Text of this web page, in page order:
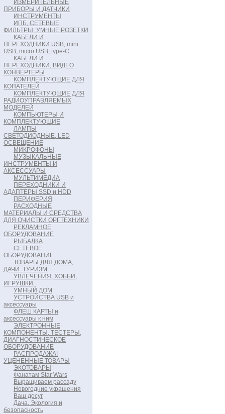
ИЗМЕРИТЕЛЬНЫЕ
ПРИБОРЫ И ДАТЧИКИ
ИНСТРУМЕНТЫ
ИПБ, СЕТЕВЫЕ
ФИЛЬТРЫ, УМНЫЕ РОЗЕТКИ
КАБЕЛИ И
ПЕРЕХОДНИКИ USB, mini
USB, micro USB, type-C
КАБЕЛИ И
ПЕРЕХОДНИКИ, ВИДЕО
КОНВЕРТЕРЫ
КОМПЛЕКТУЮЩИЕ ДЛЯ
КОПАТЕЛЕЙ
КОМПЛЕКТУЮЩИЕ ДЛЯ
РАДИОУПРАВЛЯЕМЫХ
МОДЕЛЕЙ
КОМПЬЮТЕРЫ И
КОМПЛЕКТУЮЩИЕ
ЛАМПЫ
СВЕТОДИОДНЫЕ, LED
ОСВЕЩЕНИЕ
МИКРОФОНЫ
МУЗЫКАЛЬНЫЕ
ИНСТРУМЕНТЫ И
АКСЕССУАРЫ
МУЛЬТИМЕДИА
ПЕРЕХОДНИКИ И
АДАПТЕРЫ SSD и HDD
ПЕРИФЕРИЯ
РАСХОДНЫЕ
МАТЕРИАЛЫ И СРЕДСТВА
ДЛЯ ОЧИСТКИ ОРГТЕХНИКИ
РЕКЛАМНОЕ
ОБОРУДОВАНИЕ
РЫБАЛКА
СЕТЕВОЕ
ОБОРУДОВАНИЕ
ТОВАРЫ ДЛЯ ДОМА,
ДАЧИ. ТУРИЗМ
УВЛЕЧЕНИЯ, ХОББИ,
ИГРУШКИ
УМНЫЙ ДОМ
УСТРОЙСТВА USB и
аксессуары
ФЛЕШ КАРТЫ и
аксессуары к ним
ЭЛЕКТРОННЫЕ
КОМПОНЕНТЫ, ТЕСТЕРЫ,
ДИАГНОСТИЧЕСКОЕ
ОБОРУДОВАНИЕ
РАСПРОДАЖА!
УЦЕНЕННЫЕ ТОВАРЫ
ЭКОТОВАРЫ
Фанатам Star Wars
Выращиваем рассаду
Новогодние украшения
Ваш досуг
Дача. Экология и
безопасность